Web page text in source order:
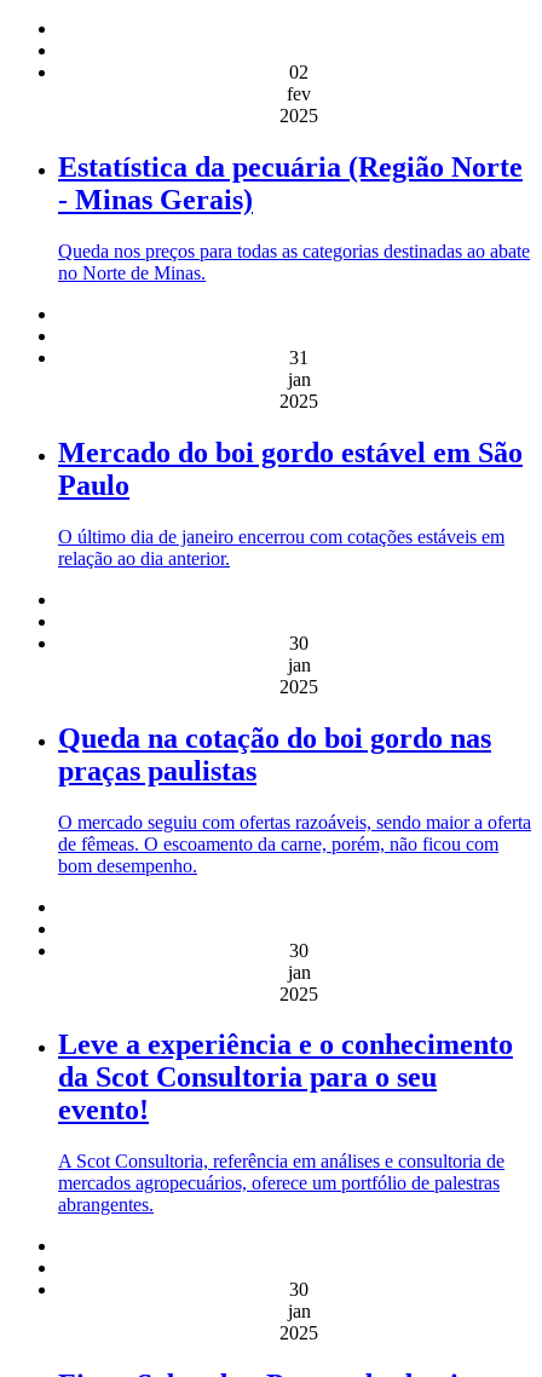
02
fev
2025
Estatística da pecuária (Região Norte
- Minas Gerais)
Queda nos preços para todas as categorias destinadas ao abate
no Norte de Minas.
31
jan
2025
Mercado do boi gordo estável em São
Paulo
O último dia de janeiro encerrou com cotações estáveis em
relação ao dia anterior.
30
jan
2025
Queda na cotação do boi gordo nas
praças paulistas
O mercado seguiu com ofertas razoáveis, sendo maior a oferta
de fêmeas. O escoamento da carne, porém, não ficou com
bom desempenho.
30
jan
2025
Leve a experiência e o conhecimento
da Scot Consultoria para o seu
evento!
A Scot Consultoria, referência em análises e consultoria de
mercados agropecuários, oferece um portfólio de palestras
abrangentes.
30
jan
2025